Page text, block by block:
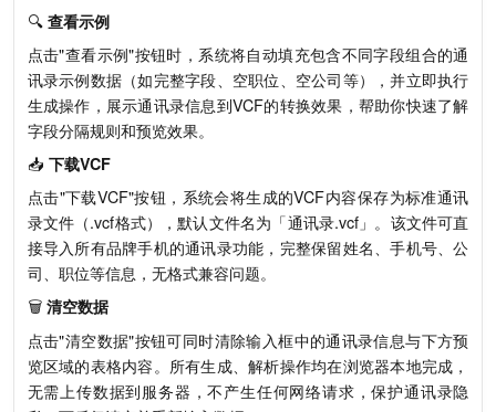
🔍 查看示例
点击"查看示例"按钮时，系统将自动填充包含不同字段组合的通
讯录示例数据（如完整字段、空职位、空公司等），并立即执行
生成操作，展示通讯录信息到VCF的转换效果，帮助你快速了解
字段分隔规则和预览效果。
📥 下载VCF
点击"下载VCF"按钮，系统会将生成的VCF内容保存为标准通讯
录文件（.vcf格式），默认文件名为「通讯录.vcf」。该文件可直
接导入所有品牌手机的通讯录功能，完整保留姓名、手机号、公
司、职位等信息，无格式兼容问题。
🗑️ 清空数据
点击"清空数据"按钮可同时清除输入框中的通讯录信息与下方预
览区域的表格内容。所有生成、解析操作均在浏览器本地完成，
无需上传数据到服务器，不产生任何网络请求，保护通讯录隐